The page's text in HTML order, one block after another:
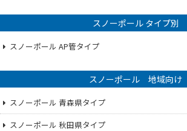
スノーポール タイプ別
スノーポール AP管タイプ
スノーポール 地域向け
スノーポール 青森県タイプ
スノーポール 秋田県タイプ